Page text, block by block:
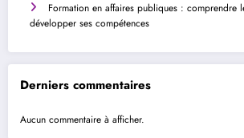
Formation en affaires publiques : comprendre
développer ses compétences
Derniers commentaires
Aucun commentaire à afficher.